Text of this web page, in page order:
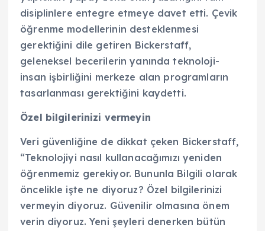
disiplinlere entegre etmeye davet etti. Çevik
öğrenme modellerinin desteklenmesi
gerektiğini dile getiren Bickerstaff,
geleneksel becerilerin yanında teknoloji-
insan işbirliğini merkeze alan programların
tasarlanması gerektiğini kaydetti.
Özel bilgilerinizi vermeyin
Veri güvenliğine de dikkat çeken Bickerstaff,
“Teknolojiyi nasıl kullanacağımızı yeniden
öğrenmemiz gerekiyor. Bununla Bilgili olarak
öncelikle işte ne diyoruz? Özel bilgilerinizi
vermeyin diyoruz. Güvenilir olmasına önem
verin diyoruz. Yeni şeyleri denerken bütün